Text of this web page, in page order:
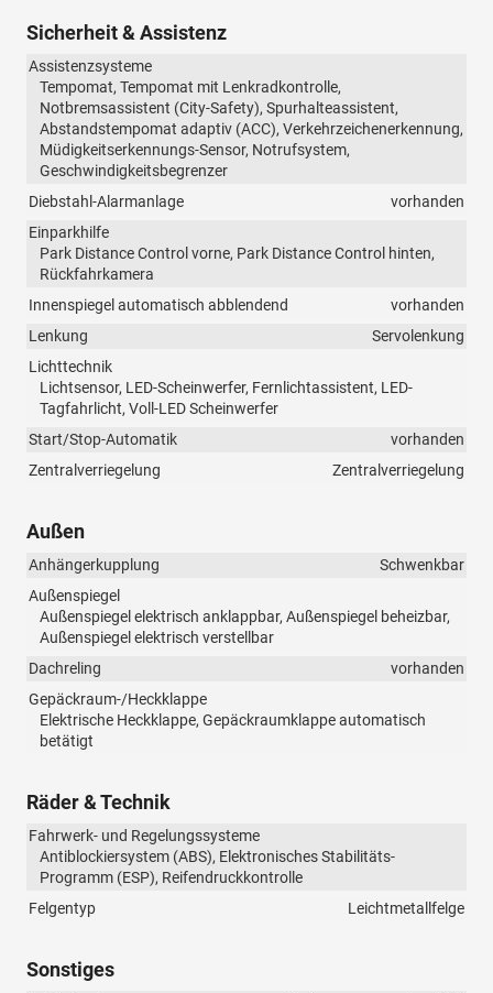
Sicherheit & Assistenz
Assistenzsysteme
Tempomat, Tempomat mit Lenkradkontrolle,
Notbremsassistent (City-Safety), Spurhalteassistent,
Abstandstempomat adaptiv (ACC), Verkehrzeichenerkennung,
Müdigkeitserkennungs-Sensor, Notrufsystem,
Geschwindigkeitsbegrenzer
Diebstahl-Alarmanlage
vorhanden
Einparkhilfe
Park Distance Control vorne, Park Distance Control hinten,
Rückfahrkamera
Innenspiegel automatisch abblendend
vorhanden
Lenkung
Servolenkung
Lichttechnik
Lichtsensor, LED-Scheinwerfer, Fernlichtassistent, LED-
Tagfahrlicht, Voll-LED Scheinwerfer
Start/Stop-Automatik
vorhanden
Zentralverriegelung
Zentralverriegelung
Außen
Anhängerkupplung
Schwenkbar
Außenspiegel
Außenspiegel elektrisch anklappbar, Außenspiegel beheizbar,
Außenspiegel elektrisch verstellbar
Dachreling
vorhanden
Gepäckraum-/Heckklappe
Elektrische Heckklappe, Gepäckraumklappe automatisch
betätigt
Räder & Technik
Fahrwerk- und Regelungssysteme
Antiblockiersystem (ABS), Elektronisches Stabilitäts-
Programm (ESP), Reifendruckkontrolle
Felgentyp
Leichtmetallfelge
Sonstiges